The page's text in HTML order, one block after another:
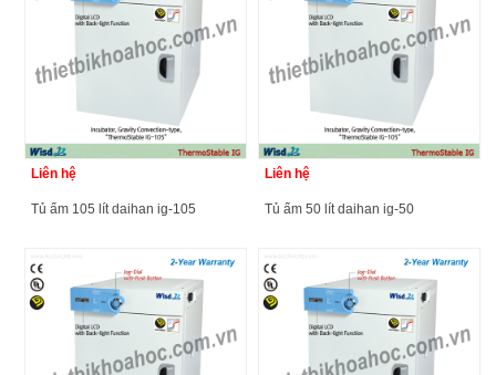
Liên hệ
tủ ấm 105 lít daihan ig-105
Liên hệ
tủ ấm 50 lít daihan ig-50